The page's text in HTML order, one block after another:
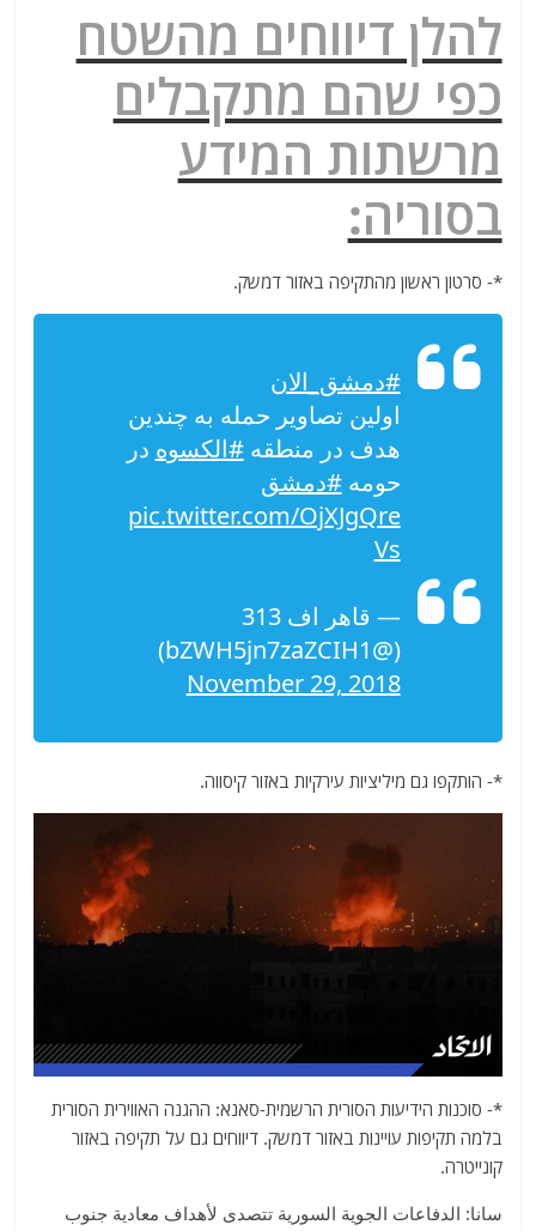
להלן דיווחים מהשטח
כפי שהם מתקבלים
מרשתות המידע
בסוריה:
*- סרטון ראשון מהתקיפה באזור דמשק.
#دمشق_الان
اولین تصاویر حمله به چندین
هدف در منطقه#الکسوه در
حومه#دمشق
pic.twitter.com/OjXJgQre
Vs
— قاهر اف 313
(@bZWH5jn7zaZCIH1)
November 29, 2018
*- הותקפו גם מיליציות עירקיות באזור קיסווה.
*- סוכנות הידיעות הסורית הרשמית-סאנא: ההגנה האווירית הסורית
בלמה תקיפות עויינות באזור דמשק. דיווחים גם על תקיפה באזור
קונייטרה.
سانا: الدفاعات الجوية السورية تتصدى لأهداف معادية جنوب